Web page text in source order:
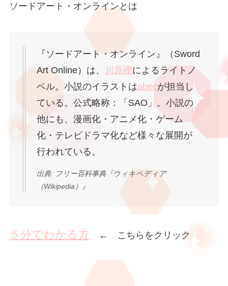
ソードアート・オンラインとは
『ソードアート・オンライン』（Sword
Art Online）は、
川原礫によるライトノ
ベル。小説のイラストはabecが担当し
ている。公式略称：「SAO」。小説の
他にも、漫画化・アニメ化・ゲーム
化・テレビドラマ化など様々な展開が
行われている。
出典: フリー百科事典『ウィキペディア
（Wikipedia）』
５分でわかる方 ← こちらをクリック